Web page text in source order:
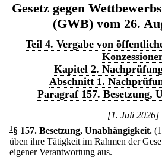
Gesetz gegen
(GWB) vom 26.
Teil 4. Vergabe von
Kapitel 2.
Abschnitt 1.
Paragraf 157. Besetzung,
[1. Juli 2026]
1 § 157. Besetzung, Unabhängigkeit.
üben ihre Tätigkeit im Rahmen der
eigener Verantwortung aus.